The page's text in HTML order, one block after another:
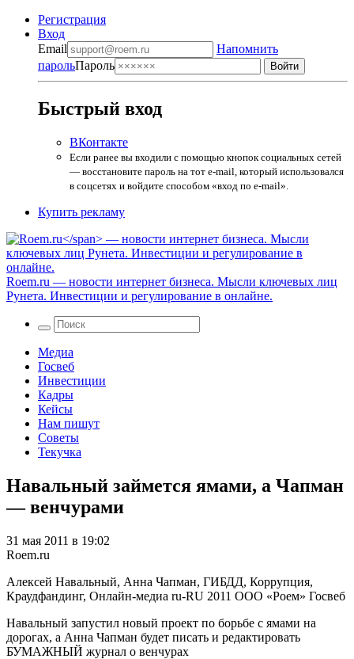
Регистрация
Вход
Email
Напомнить
парольПароль
Быстрый вход
ВКонтакте
Если ранее вы входили с помощью кнопок социальных сетей
— восстановите пароль на тот e-mail, который использовался
в соцсетях и войдите способом «вход по e-mail».
Купить рекламу
Roem.ru — новости интернет бизнеса. Мысли ключевых лиц
Рунета. Инвестиции и регулирование в онлайне.
Медиа
Госвеб
Инвестиции
Кадры
Кейсы
Нам пишут
Советы
Текучка
Навальный займется ямами, а Чапман
— венчурами
31 мая 2011 в 19:02
Roem.ru
Алексей Навальный, Анна Чапман, ГИБДД, Коррупция,
Краудфандинг, Онлайн-медиа ru-RU 2011 ООО «Роем» Госвеб
Навальный запустил новый проект по борьбе с ямами на
дорогах, а Анна Чапман будет писать и редактировать
БУМАЖНЫЙ журнал о венчурах